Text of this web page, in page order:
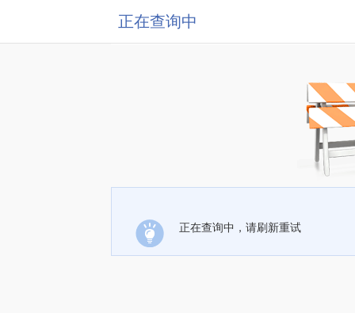
正在查询中
正在查询中，请刷新重试